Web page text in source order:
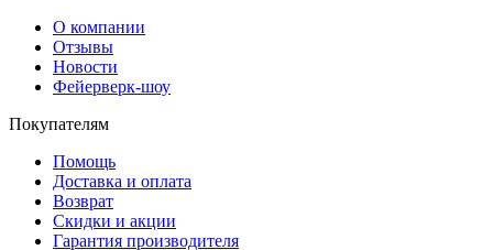
О компании
Отзывы
Новости
Фейерверк-шоу
Покупателям
Помощь
Доставка и оплата
Возврат
Скидки и акции
Гарантия производителя